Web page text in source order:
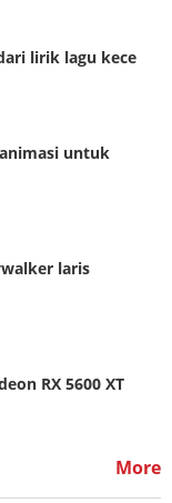
lirik lagu kece
untuk
laris
RX 5600 XT
More